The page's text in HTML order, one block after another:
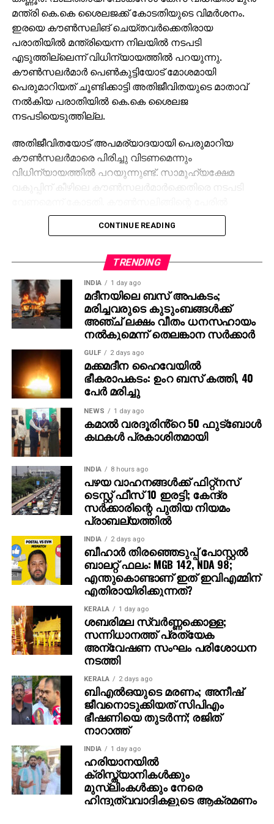
പയ്യന്നൂരില്‍ ബിഎല്‍ഒയുടെ ആത്മഹത്യയ്ക്ക്
കാരണമെന്നും കെസി വേണുഗോപാല്‍ പറഞ്ഞു.
മന്ത്രി കെ.കെ ശൈലജക്ക് കോടതിയുടെ വിമര്‍ശനം.
ഇരയെ കൗണ്‍സലിങ് ചെയ്തവര്‍ക്കെതിരായ
പരാതിയില്‍ മന്ത്രിയെന്ന നിലയില്‍ നടപടി
എടുത്തില്ലെന്ന് വിധിന്യായത്തില്‍ പറയുന്നു.
കൗണ്‍സലര്‍മാര്‍ പെണ്‍കുട്ടിയോട് മോശമായി
പെരുമാറിയത് ചൂണ്ടിക്കാട്ടി അതിജീവിതയുടെ മാതാവ്
നല്‍കിയ പരാതിയില്‍ കെ.കെ ശൈലജ
നടപടിയെടുത്തില്ല.
അതിജീവിതയോട് അപമര്യാദയായി പെരുമാറിയ
കൗണ്‍സലര്‍മാരെ പിരിച്ചു വിടണമെന്നും
വിധിന്യായത്തില്‍ പറയുന്നുണ്ട്. സാമൂഹ്യക്ഷേമ
വകുപ്പിന് കീഴിലെ കൗണ്‍സലര്‍മാര്‍ക്കെതിരെ നടപടി
കൗണ്‍സലര്‍മാര്‍ കുട്ടിയെ മാനസികമായി
പീഡിപ്പിച്ചുവെന്നും അവര്‍ ജോലിയില്‍ തുടരാന്‍
പാലത്തായി പോക്സോ കേസില്‍ കഴിഞ്ഞ
ശനിയാഴ്ചയാണ് തലശ്ശേരി ജില്ലാ പോക്സോ കോടതി
പ്രതി കെ.പത്മരാജന് മരണംവരെ ജീവപരന്ത്യം
ശിക്ഷവിധിച്ചത്. ഈ വിധിന്യായത്തിലാണ് മുന്‍
ശിശുക്ഷേമ വകുപ്പ് മന്ത്രിയായിരുന്ന കെ.കെ
ശൈലജയെ കുറിച്ചുള്ള പരാമര്‍ശമുള്ളത്. 2020
മാര്‍ച്ചില്‍ രജിസ്റ്റര്‍ ചെയ്ത കേസില്‍ ആദ്യത്തെ രണ്ട്
മാസം കൗണ്‍സലര്‍മാരുടെ ഭാഗത്ത് നിന്ന് വളരെ
മോശമായ അനുഭവമാണ് കുട്ടിക്കുണ്ടായത്.
ഈ സാഹചര്യത്തിലാണ് അന്നത്തെ വനിതാ
ശിശുക്ഷേമ വകുപ്പ് മന്ത്രിയായ കെ.കെ ശൈലജക്ക്
മാതാവ് പരാതി നല്‍കുന്നത്. കൗണ്‍സലര്‍മാരുടെ
അനുഭവിച്ചതെന്ന് പരാതിയില്‍ പറയുന്നു. ഈ
പരാതിയില്‍ ശൈലജ ഒരു നടപടിയും
സ്വീകരിക്കാത്തതാണ് കോടതിയുടെ വിധിന്യായത്തില്‍
എടുത്ത് പറയുന്നത്.
CONTINUE READING
TRENDING
INDIA 1 day ago
മദീനയിലെ ബസ് അപകടം;
മരിച്ചവരുടെ കുടുംബങ്ങള്‍ക്ക്
അഞ്ച് ലക്ഷം വീതം ധനസഹായം
നല്‍കുമെന്ന് തെലങ്കാന സര്‍ക്കാര്‍
GULF 2 days ago
മക്കമദീന ഹൈവേയില്‍
ഭീകരാപകടം: ഉംറ ബസ് കത്തി, 40
പേര്‍ മരിച്ചു
NEWS 1 day ago
കമാൽ വരദൂരിൻ്റെ 50 ഫുട്ബോൾ
കഥകൾ പ്രകാശിതമായി
INDIA 8 hours ago
പഴയ വാഹനങ്ങള്‍ക്ക് ഫിറ്റ്‌നസ്
ടെസ്റ്റ് ഫീസ് 10 ഇരട്ടി; കേന്ദ്ര
സര്‍ക്കാരിന്റെ പുതിയ നിയമം
പ്രാബല്യത്തില്‍
INDIA 2 days ago
ബീഹാർ തിരഞ്ഞെടുപ്പ് പോസ്റ്റൽ
ബാലറ്റ് ഫലം: MGB 142, NDA 98;
എന്തുകൊണ്ടാണ് ഇത് ഇവിഎമ്മിന്
എതിരായിരിക്കുന്നത്?
KERALA 1 day ago
ശബരിമല സ്വര്‍ണ്ണക്കൊള്ള;
സന്നിധാനത്ത് പ്രത്യേക
അന്വേഷണ സംഘം പരിശോധന
നടത്തി
KERALA 2 days ago
ബിഎല്‍ഒയുടെ മരണം; അനീഷ്
ജീവനൊടുക്കിയത് സിപിഎം
ഭീഷണിയെ തുടര്‍ന്ന്; രജിത്
നാറാത്ത്
INDIA 1 day ago
ഹരിയാനയില്‍
ക്രിസ്ത്യാനികള്‍ക്കും
മുസ്‌ലിംകള്‍ക്കും നേരെ
ഹിന്ദുത്വവാദികളുടെ ആക്രമണം